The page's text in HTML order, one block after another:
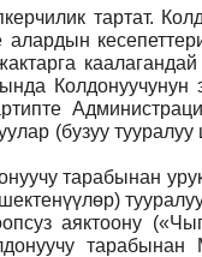
тартат.
Колдонуучунун
(бузуу
тарабынан
аяктоону
тарабынан